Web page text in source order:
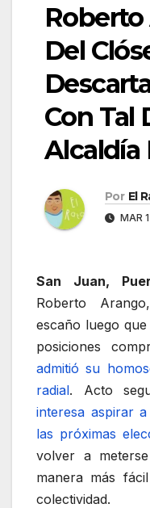
Roberto
Del
Con Tal
Alcaldía
Por El
MAR
San Juan,
Roberto
escaño luego
posiciones
admitió su
radial. Acto
interesa aspirar
las próximas
volver a
manera más
colectividad.